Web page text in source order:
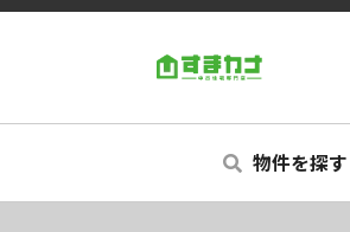
物件を探す
中古一戸建て
中古マンション
新築一戸建て
土地